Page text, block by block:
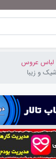
عروس
و زیبا